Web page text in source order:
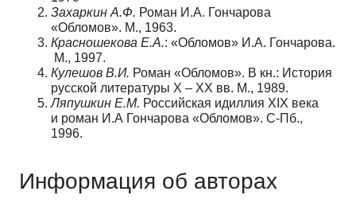
Захаркин А.Ф. Роман И.А. Гончарова
«Обломов». М., 1963.
Красношекова Е.А.: «Обломов» И.А. Гончарова.
М., 1997.
Кулешов В.И. Роман «Обломов». В кн.: История
русской литературы Х – ХХ вв. М., 1989.
Ляпушкин Е.М. Российская идиллия XIX века
и роман И.А Гончарова «Обломов». С-Пб.,
1996.
Информация об авторах